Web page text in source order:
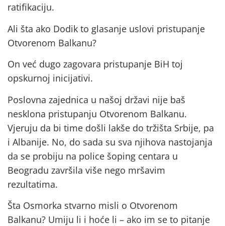
ratifikaciju.
Ali šta ako Dodik to glasanje uslovi pristupanje
Otvorenom Balkanu?
On već dugo zagovara pristupanje BiH toj
opskurnoj inicijativi.
Poslovna zajednica u našoj državi nije baš
nesklona pristupanju Otvorenom Balkanu.
Vjeruju da bi time došli lakše do tržišta Srbije, pa
i Albanije. No, do sada su sva njihova nastojanja
da se probiju na police šoping centara u
Beogradu završila više nego mršavim
rezultatima.
Šta Osmorka stvarno misli o Otvorenom
Balkanu? Umiju li i hoće li – ako im se to pitanje